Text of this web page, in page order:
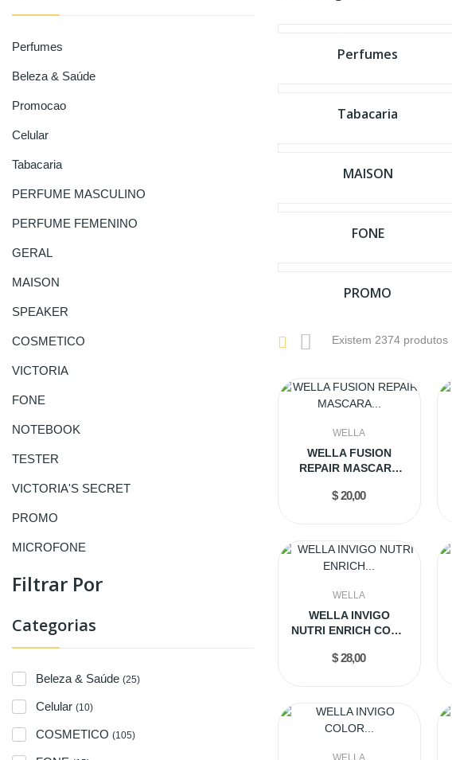
Perfumes
Beleza & Saúde
Promocao
Celular
Tabacaria
PERFUME MASCULINO
PERFUME FEMENINO
GERAL
MAISON
SPEAKER
COSMETICO
VICTORIA
FONE
NOTEBOOK
TESTER
VICTORIA'S SECRET
PROMO
MICROFONE
Filtrar Por
Categorias
Beleza & Saúde (25)
Celular (10)
COSMETICO (105)
Perfumes
Tabacaria
MAISON
FONE
PROMO
Existem 2374 produtos
WELLA
WELLA FUSION
REPAIR MASCARA
$ 20,00
WELLA
WELLA INVIGO
NUTRI ENRICH COND
$ 28,00
WELLA